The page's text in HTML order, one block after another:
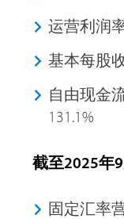
运营利润
基本每股
自由现金
131.1%
截至2025年
固定汇率